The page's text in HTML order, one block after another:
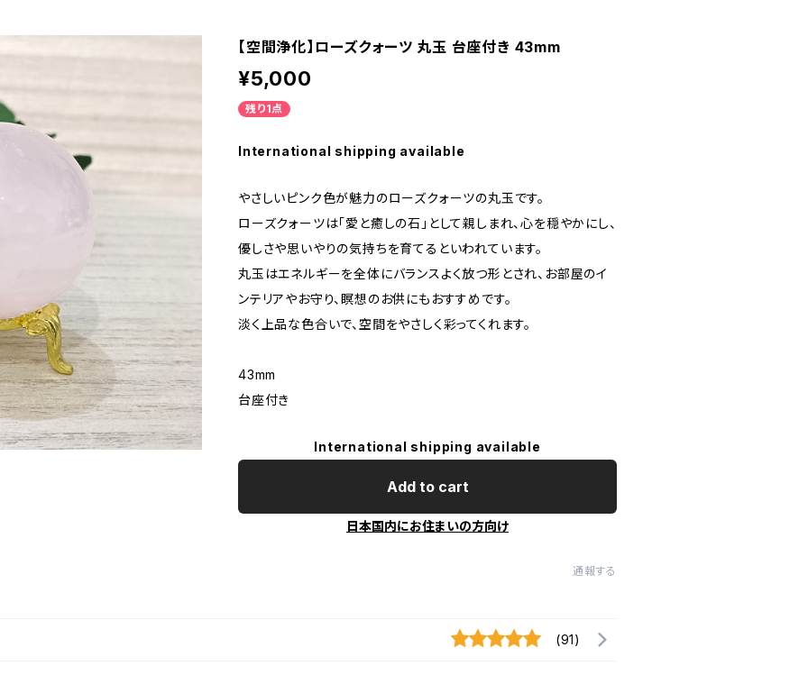
【空間浄化】ローズクォーツ 丸玉 台座付き 43mm
¥5,000
残り1点
International shipping available
やさしいピンク色が魅力のローズクォーツの丸玉です。
ローズクォーツは「愛と癒しの石」として親しまれ、心を穏やかにし、
優しさや思いやりの気持ちを育てるといわれています。
丸玉はエネルギーを全体にバランスよく放つ形とされ、お部屋のイ
ンテリアやお守り、瞑想のお供にもおすすめです。
淡く上品な色合いで、空間をやさしく彩ってくれます。
43mm
台座付き
International shipping available
Add to cart
日本国内にお住まいの方向け
通報する
(91)